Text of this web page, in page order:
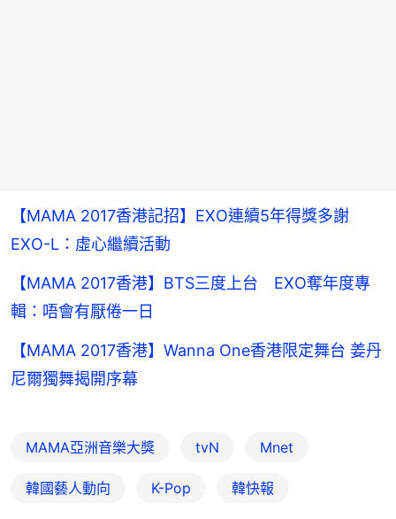
【MAMA 2017香港記招】EXO連續5年得獎多謝
EXO-L：虛心繼續活動
【MAMA 2017香港】BTS三度上台 EXO奪年度專
輯：唔會有厭倦一日
【MAMA 2017香港】Wanna One香港限定舞台 姜丹
尼爾獨舞揭開序幕
MAMA亞洲音樂大獎 tvN Mnet
韓國藝人動向 K-Pop 韓快報